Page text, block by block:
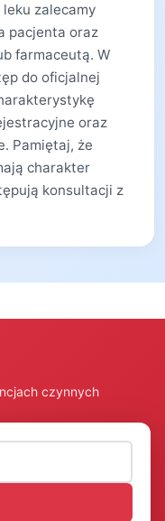
zalecamy
pacjenta oraz
farmaceutą. W
do oficjalnej
oraz
Pamiętaj, że
charakter
konsultacji z
czynnych